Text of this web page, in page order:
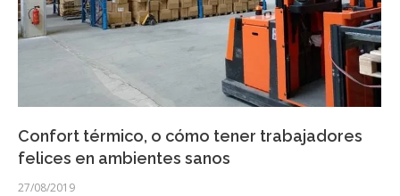
Confort térmico, o cómo tener trabajadores
felices en ambientes sanos
27/08/2019